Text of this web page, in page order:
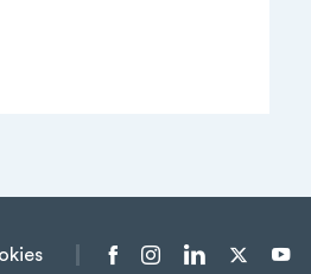
Menu liens sociaux